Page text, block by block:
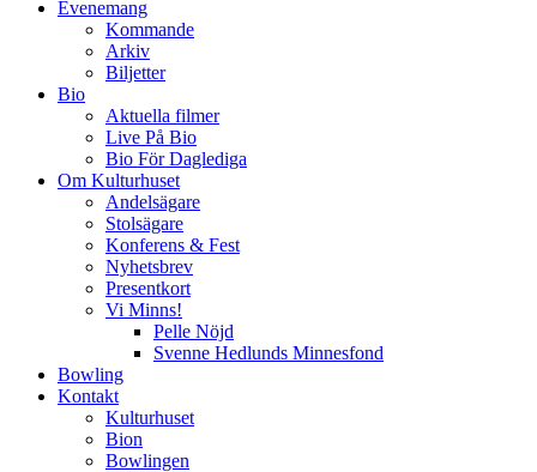
Evenemang
Kommande
Arkiv
Biljetter
Bio
Aktuella filmer
Live På Bio
Bio För Daglediga
Om Kulturhuset
Andelsägare
Stolsägare
Konferens & Fest
Nyhetsbrev
Presentkort
Vi Minns!
Pelle Nöjd
Svenne Hedlunds Minnesfond
Bowling
Kontakt
Kulturhuset
Bion
Bowlingen